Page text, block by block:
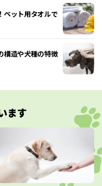
ペット用タオルで
構造や犬種の特徴
ます